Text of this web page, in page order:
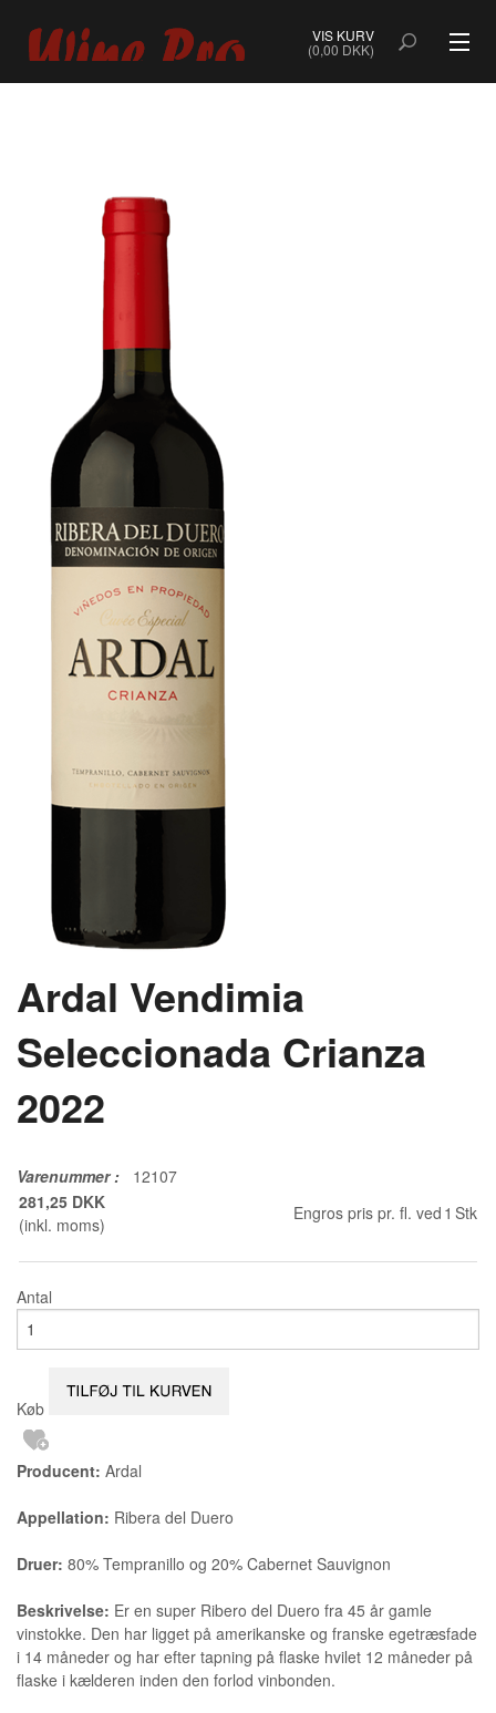
VIS KURV
(0,00 DKK)
DESSERTVIN & PORTVIN
NATURVIN & ORANGEVIN
VINE MED AWARDS
VIS KURV (0,00 DKK)
PRISLISTE
NYHEDSBREV
Ardal Vendimia
Seleccionada Crianza
2022
Varenummer :
12107
281,25 DKK
(inkl. moms)
Engros pris pr. fl. ved 1 Stk
Antal
Køb
Producent: Ardal
Appellation: Ribera del Duero
Druer: 80% Tempranillo og 20% Cabernet Sauvignon
Beskrivelse: Er en super Ribero del Duero fra 45 år gamle
vinstokke. Den har ligget på amerikanske og franske egetræsfade
i 14 måneder og har efter tapning på flaske hvilet 12 måneder på
flaske i kælderen inden den forlod vinbonden.